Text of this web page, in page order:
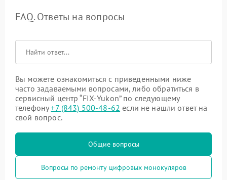
FAQ. Ответы на вопросы
Вы можете ознакомиться с приведенными ниже
часто задаваемыми вопросами, либо обратиться в
сервисный центр “FIX-Yukon” по следующему
телефону+7 (843) 500-48-62 если не нашли ответ на
свой вопрос.
Общие вопросы
Вопросы по ремонту цифровых монокуляров